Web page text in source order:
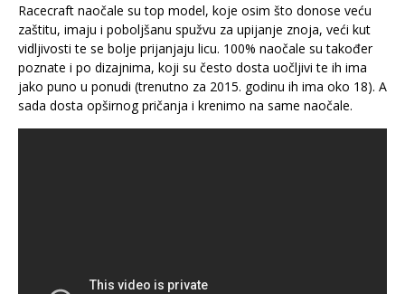
Racecraft naočale su top model, koje osim što donose veću
zaštitu, imaju i poboljšanu spužvu za upijanje znoja, veći kut
vidljivosti te se bolje prijanjaju licu. 100% naočale su također
poznate i po dizajnima, koji su često dosta uočljivi te ih ima
jako puno u ponudi (trenutno za 2015. godinu ih ima oko 18). A
sada dosta opširnog pričanja i krenimo na same naočale.